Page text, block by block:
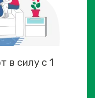
в силу с 1